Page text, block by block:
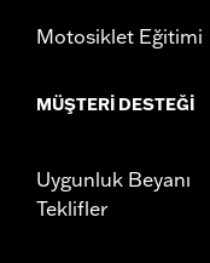
Motosiklet Eğitimi
MÜŞTERI DESTEĞI
Uygunluk Beyanı
Teklifler